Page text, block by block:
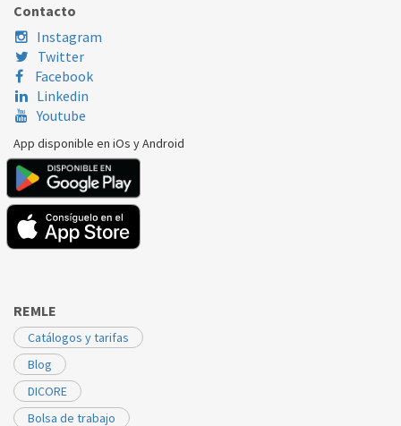
Contacto
Instagram
Twitter
Facebook
Linkedin
Youtube
App disponible en iOs y Android
REMLE
Catálogos y tarifas
Blog
DICORE
Bolsa de trabajo